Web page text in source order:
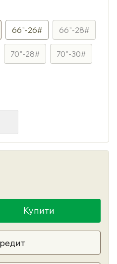
66"-26# 66"-28#
70"-28# 70"-30#
Купити